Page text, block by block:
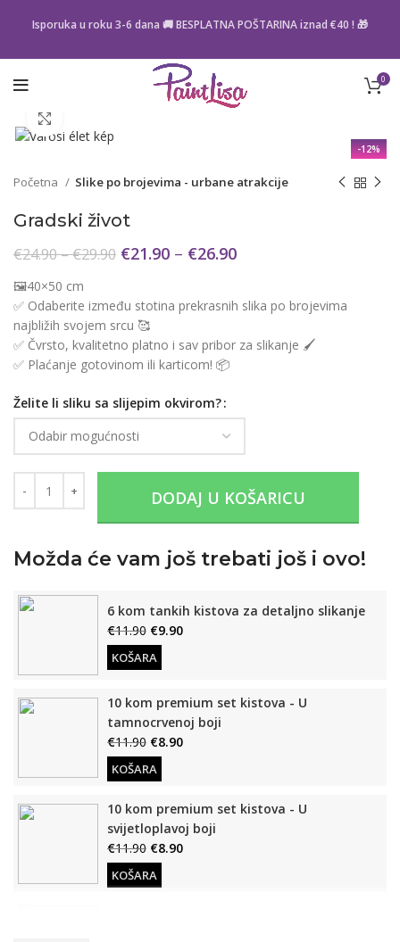
Isporuka u roku 3-6 dana 🚚 BESPLATNA POŠTARINA iznad €40 ! 🎁
0
-12%
Početna Slike po brojevima - urbane atrakcije
Gradski život
€24.90–€29.90 €21.90 – €26.90
🖼️40×50 cm
✅ Odaberite između stotina prekrasnih slika po brojevima
najbližih svojem srcu 🥰
✅ Čvrsto, kvalitetno platno i sav pribor za slikanje 🖌️
✅ Plaćanje gotovinom ili karticom! 📦
Želite li sliku sa slijepim okvirom?
DODAJ U KOŠARICU
Možda će vam još trebati još i ovo!
6 kom tankih kistova za detaljno slikanje
€11.90 €9.90
KOŠARA
10 kom premium set kistova - U
tamnocrvenoj boji
€11.90 €8.90
KOŠARA
10 kom premium set kistova - U
svijetloplavoj boji
€11.90 €8.90
KOŠARA